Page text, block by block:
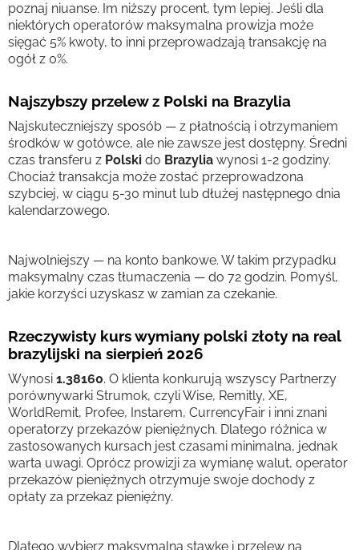
poznaj niuanse. Im niższy procent, tym lepiej. Jeśli dla
niektórych operatorów maksymalna prowizja może
sięgać 5% kwoty, to inni przeprowadzają transakcję na
ogół z 0%.
Najszybszy przelew z Polski na Brazylia
Najskuteczniejszy sposób — z płatnością i otrzymaniem
środków w gotówce, ale nie zawsze jest dostępny. Średni
czas transferu z Polski do Brazylia wynosi 1-2 godziny.
Chociaż transakcja może zostać przeprowadzona
szybciej, w ciągu 5-30 minut lub dłużej następnego dnia
kalendarzowego.
Najwolniejszy — na konto bankowe. W takim przypadku
maksymalny czas tłumaczenia — do 72 godzin. Pomyśl,
jakie korzyści uzyskasz w zamian za czekanie.
Rzeczywisty kurs wymiany polski złoty na real
brazylijski na sierpień 2026
Wynosi 1.38160. O klienta konkurują wszyscy Partnerzy
porównywarki Strumok, czyli Wise, Remitly, XE,
WorldRemit, Profee, Instarem, CurrencyFair i inni znani
operatorzy przekazów pieniężnych. Dlatego różnica w
zastosowanych kursach jest czasami minimalna, jednak
warta uwagi. Oprócz prowizji za wymianę walut, operator
przekazów pieniężnych otrzymuje swoje dochody z
opłaty za przekaz pieniężny.
Dlatego wybierz maksymalną stawkę i przelew na